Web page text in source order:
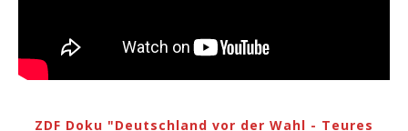
ZDF Doku "Deutschland vor der Wahl - Teures